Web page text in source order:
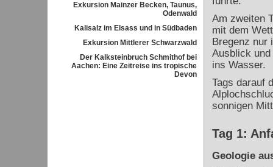
Exkursion Mainzer Becken, Taunus,
Odenwald
Kalisalz im Elsass und in Südbaden
Exkursion Mittlerer Schwarzwald
Der Kalksteinbruch Schmithof bei
Aachen: Eine Zeitreise ins tropische
Devon
Am zweiten
mit dem
Bregenz nur
Ausblick
ins Wasser.
Tags darauf
sonnigen
Tag 1:
Geologie